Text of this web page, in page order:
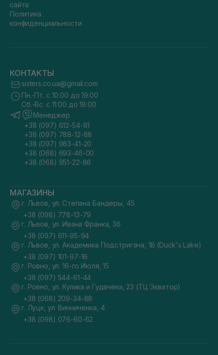
сайта
Политика
конфиденциальности
КОНТАКТЫ
sisters.co.ua@gmail.com
Пн.-Пт. с 10:00 до 19:00
Сб.-Вс. с 11:00 до 18:00
Менеджер
+38 (097) 612-54-81
+38 (097) 788-12-88
+38 (097) 983-41-20
+38 (068) 693-46-00
+38 (068) 951-22-86
МАГАЗИНЫ
г. Львов, ул. Степана Бандеры, 45
+38 (098) 778-13-79
г. Львов, ул. Ивана Франка, 36
+38 (097) 611-95-94
г. Львов, ул. Академика Подстригача, 1В (Duck's Lake)
+38 (097) 101-97-16
г. Ровно, ул. 16-го Июля, 15
+38 (097) 544-61-44
г. Ровно, ул. Кулика и Гудачека, 23 (ТЦ Экватор)
+38 (068) 209-34-88
г. Луцк, ул. Винниченка, 4
+38 (098) 076-60-62